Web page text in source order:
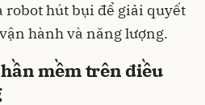
robot hút bụi để giải quyết
hành và năng lượng.
mềm trên điều